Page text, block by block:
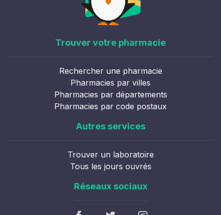
Trouver votre pharmacie
Rechercher une pharmacie
Pharmacies par villes
Pharmacies par départements
Pharmacies par code postaux
Autres services
Trouver un laboratoire
Tous les jours ouvrés
Réseaux sociaux